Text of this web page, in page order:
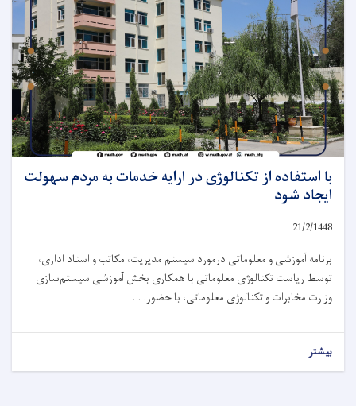
با استفاده از تکنالوژی در ارایه خدمات به مردم سهولت
ایجاد شود
21/2/1448
برنامه آموزشی و معلوماتی درمورد سیستم مدیریت، مکاتب و اسناد اداری،
توسط ریاست تکنالوژی معلوماتی با همکاری بخش آموزشی سیستم‌سازی
وزارت مخابرات و تکنالوژی معلوماتی، با حضور. . .
بیشتر